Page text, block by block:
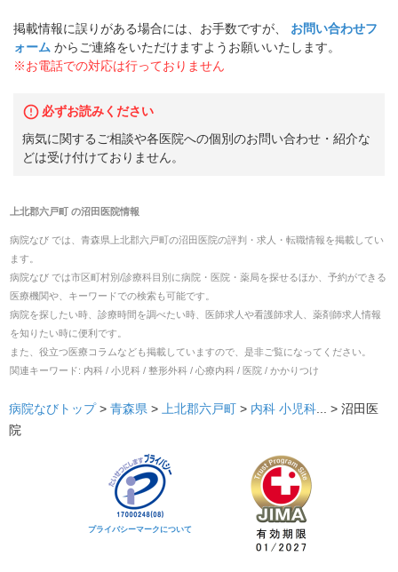
掲載情報に誤りがある場合には、お手数ですが、
お問い合わせフ
ォーム からご連絡をいただけますようお願いいたします。
※お電話での対応は行っておりません
必ずお読みください
病気に関するご相談や各医院への個別のお問い合わせ・紹介な
どは受け付けておりません。
上北郡六戸町 の沼田医院情報
病院なび では、 青森県 上北郡六戸町 の沼田医院の評判・求人・転職情報を掲載してい
ます。
病院なび では市区町村別/診療科目別に病院・医院・薬局を探せるほか、予約ができる
医療機関や、キーワードでの検索も可能です。
病院を探したい時、診療時間を調べたい時、医師求人や看護師求人、薬剤師求人情報
を知りたい時に便利です。
また、役立つ医療コラムなども掲載していますので、是非ご覧になってください。
関連キーワード: 内科 / 小児科 / 整形外科 / 心療内科 / 医院 / かかりつけ
病院なびトップ > 青森県 > 上北郡六戸町 > 内科 小児科... > 沼田医
院
プライバシーマークについて